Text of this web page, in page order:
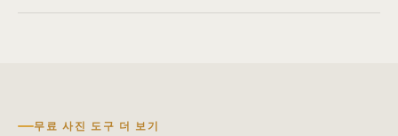
무료 사진 도구 더 보기